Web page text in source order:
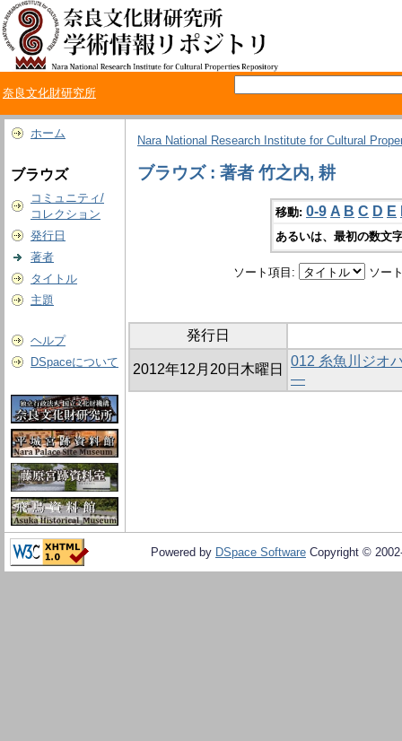
奈良文化財研究所
ホーム
ブラウズ
コミュニティ/
コレクション
発行日
著者
タイトル
主題
ヘルプ
DSpaceについて
Nara National Research Institute for Cultural
ブラウズ : 著者 竹之内, 耕
移動: 0-9 A B C D E
あるいは、最初の数文
ソート項目: ソー
発行日
2012年12月20日木曜日
012 糸魚川ジオ
―
Powered by DSpace Software Copyright ©